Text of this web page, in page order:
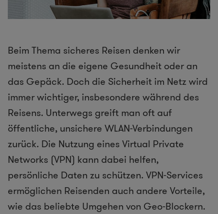
Beim Thema sicheres Reisen denken wir
meistens an die eigene Gesundheit oder an
das Gepäck. Doch die Sicherheit im Netz wird
immer wichtiger, insbesondere während des
Reisens. Unterwegs greift man oft auf
öffentliche, unsichere WLAN-Verbindungen
zurück. Die Nutzung eines Virtual Private
Networks (VPN) kann dabei helfen,
persönliche Daten zu schützen. VPN-Services
ermöglichen Reisenden auch andere Vorteile,
wie das beliebte Umgehen von Geo-Blockern.